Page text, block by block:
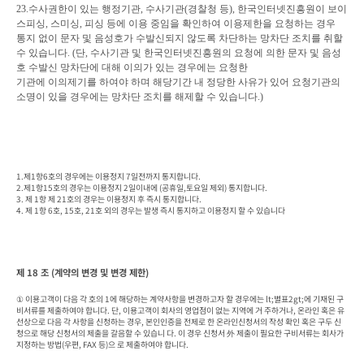
23.수사권한이 있는 행정기관, 수사기관(경찰청 등), 한국인터넷진흥원이 보이
스피싱, 스미싱, 피싱 등에 이용 중임을 확인하여 이용제한을 요청하는 경우
통지 없이 문자 및 음성호가 수발신되지 않도록 차단하는 망차단 조치를 취할
수 있습니다. (단, 수사기관 및 한국인터넷진흥원의 요청에 의한 문자 및 음성
호 수발신 망차단에 대해 이의가 있는 경우에는 요청한
기관에 이의제기 를 하여야 하며 해당기간 내 정당한 사유가 있어 요청기관의
소명이 있을 경우에는 망차단 조치를 해제할 수 있습니 다.)
1.제1항6호의 경우에는 이용정지 7일전까지 통지합니다.
2.제1항15호의 경우는 이용정지 2일이내에 (공휴일,토요일 제외) 통지합니다.
3. 제 1항 제 21호의 경우는 이용정지 후 즉시 통지합니다.
4. 제 1항 6호, 15호, 21호 외의 경우는 발생 즉시 통지하고 이용정지 할 수 있습니다
제 18 조 (계약의 변경 및 변경 제한)
① 이용고객이 다음 각 호의 1에 해당하는 계약사항을 변경하고자 할 경우에는 lt;별표2gt;에 기재된 구
비서류를 제출하여야 합니다. 단, 이용고객이 회사의 영업점이 없는 지역에 거 주하거나, 온라인 혹은 유
선상으로 다음 각 사항을 신청하는 경우, 본인인증을 전제로 한 온라인신청서의 작성 확인 혹은 구두 신
청으로 해당 신청서의 제출을 갈음할 수 있습니 다. 이 경우 신청서 外 제출이 필요한 구비서류는 회사가
지정하는 방법(우편, FAX 등)으 로 제출하여야 합니다.